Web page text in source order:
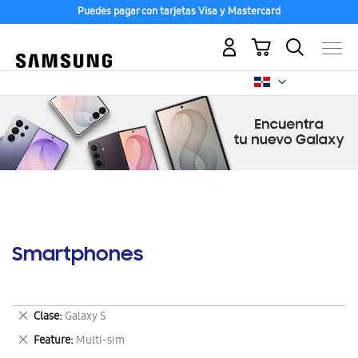
Puedes pagar con tarjetas Visa y Mastercard
Mi carrito
Smartphones
Clase Galaxy S
Eliminar
este
artículo
Feature Multi-sim
Eliminar